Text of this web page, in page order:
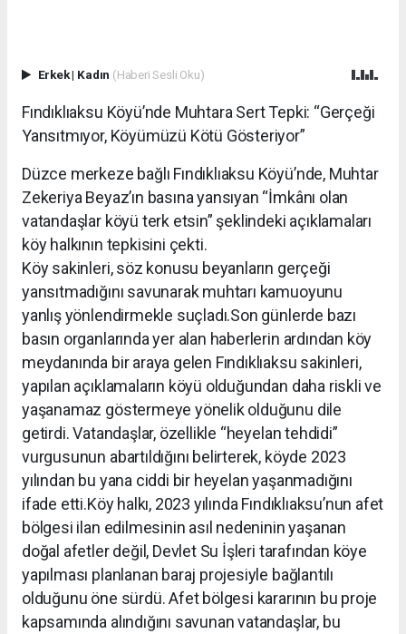
Erkek| Kadın (Haberi Sesli Oku)
Fındıklıaksu Köyü’nde Muhtara Sert Tepki: “Gerçeği
Yansıtmıyor, Köyümüzü Kötü Gösteriyor”
Düzce merkeze bağlı Fındıklıaksu Köyü’nde, Muhtar
Zekeriya Beyaz’ın basına yansıyan “İmkânı olan
vatandaşlar köyü terk etsin” şeklindeki açıklamaları
köy halkının tepkisini çekti.
Köy sakinleri, söz konusu beyanların gerçeği
yansıtmadığını savunarak muhtarı kamuoyunu
yanlış yönlendirmekle suçladı.Son günlerde bazı
basın organlarında yer alan haberlerin ardından köy
meydanında bir araya gelen Fındıklıaksu sakinleri,
yapılan açıklamaların köyü olduğundan daha riskli ve
yaşanamaz göstermeye yönelik olduğunu dile
getirdi. Vatandaşlar, özellikle “heyelan tehdidi”
vurgusunun abartıldığını belirterek, köyde 2023
yılından bu yana ciddi bir heyelan yaşanmadığını
ifade etti.Köy halkı, 2023 yılında Fındıklıaksu’nun afet
bölgesi ilan edilmesinin asıl nedeninin yaşanan
doğal afetler değil, Devlet Su İşleri tarafından köye
yapılması planlanan baraj projesiyle bağlantılı
olduğunu öne sürdü. Afet bölgesi kararının bu proje
kapsamında alındığını savunan vatandaşlar, bu